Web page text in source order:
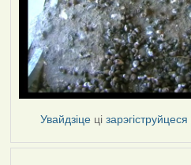
Увайдзіце цізарэгіструйцеся